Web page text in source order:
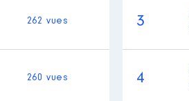
262 vues
260 vues
3
4